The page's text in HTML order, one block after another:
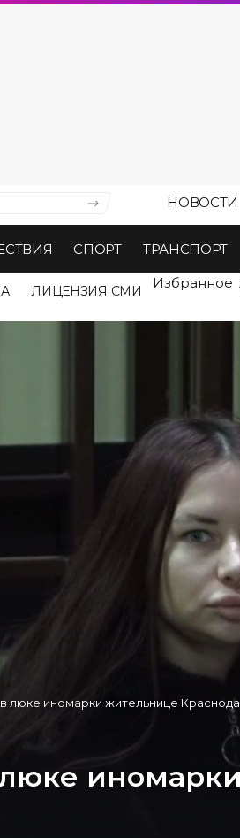
НОВОСТИ
СПОРТ ТРАНСПОРТ
ЛИЦЕНЗИЯ СМИ Избранное
люке иномарки жительнице